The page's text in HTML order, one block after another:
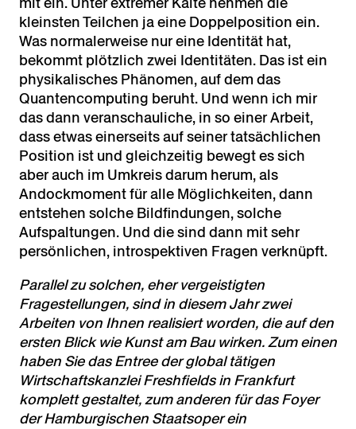
kleinsten Teilchen ja eine Doppelposition ein.
Was normalerweise nur eine Identität hat,
bekommt plötzlich zwei Identitäten. Das ist ein
physikalisches Phänomen, auf dem das
Quantencomputing beruht. Und wenn ich mir
das dann veranschauliche, in so einer Arbeit,
dass etwas einerseits auf seiner tatsächlichen
Position ist und gleichzeitig bewegt es sich
aber auch im Umkreis darum herum, als
Andockmoment für alle Möglichkeiten, dann
entstehen solche Bildfindungen, solche
Aufspaltungen. Und die sind dann mit sehr
persönlichen, introspektiven Fragen verknüpft.
Parallel zu solchen, eher vergeistigten
Fragestellungen, sind in diesem Jahr zwei
Arbeiten von Ihnen realisiert worden, die auf den
ersten Blick wie Kunst am Bau wirken. Zum einen
haben Sie das Entree der global tätigen
Wirtschaftskanzlei Freshfields in Frankfurt
komplett gestaltet, zum anderen für das Foyer
der Hamburgischen Staatsoper ein